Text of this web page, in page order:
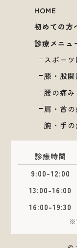
HOME
初めての方
診療メニュ
スポーツ
膝・股
腰の痛み
肩・首の
腕・手の
診療時間
9:00-12:00
13:00-16:00
16:00-19:30